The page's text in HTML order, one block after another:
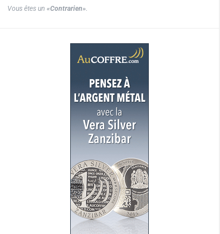
Vous êtes un «Contrarien».